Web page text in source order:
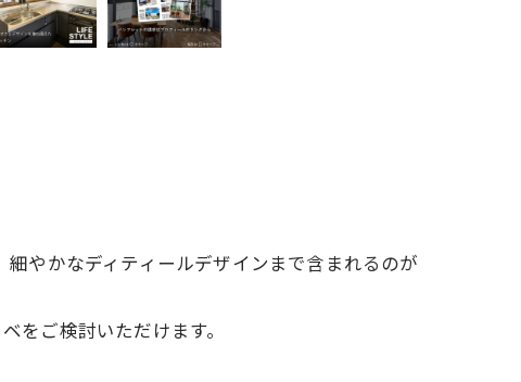
やかなディティールデザインまで含まれるのが
ご検討いただけます。